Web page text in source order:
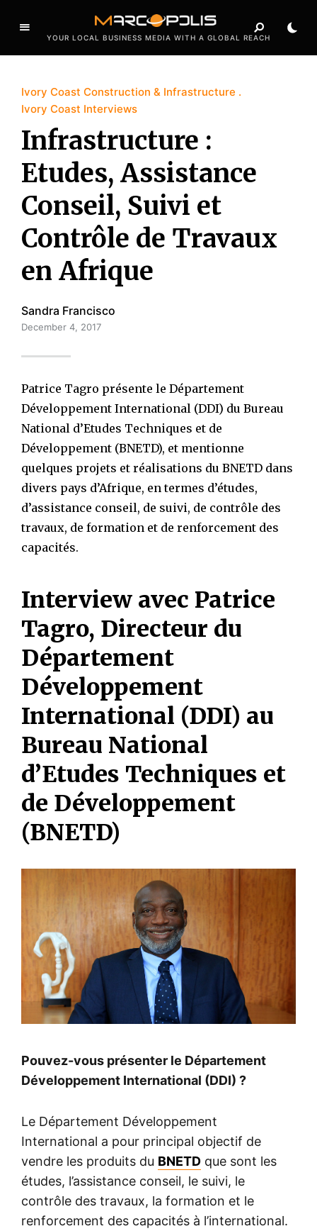
YOUR LOCAL BUSINESS MEDIA WITH A GLOBAL REACH
Ivory Coast Construction & Infrastructure
Ivory Coast Interviews
Infrastructure :
Etudes, Assistance
Conseil, Suivi et
Contrôle de Travaux
en Afrique
Sandra Francisco
December 4, 2017
Patrice Tagro présente le Département
Développement International (DDI) du Bureau
National d’Etudes Techniques et de
Développement (BNETD), et mentionne
quelques projets et réalisations du BNETD dans
divers pays d’Afrique, en termes d’études,
d’assistance conseil, de suivi, de contrôle des
travaux, de formation et de renforcement des
capacités.
Interview avec Patrice
Tagro, Directeur du
Département
Développement
International (DDI) au
Bureau National
d’Etudes Techniques et
de Développement
(BNETD)
Pouvez-vous présenter le Département
Développement International (DDI) ?
Le Département Développement
International a pour principal objectif de
vendre les produits du BNETD que sont les
études, l’assistance conseil, le suivi, le
contrôle des travaux, la formation et le
renforcement des capacités à l’international.